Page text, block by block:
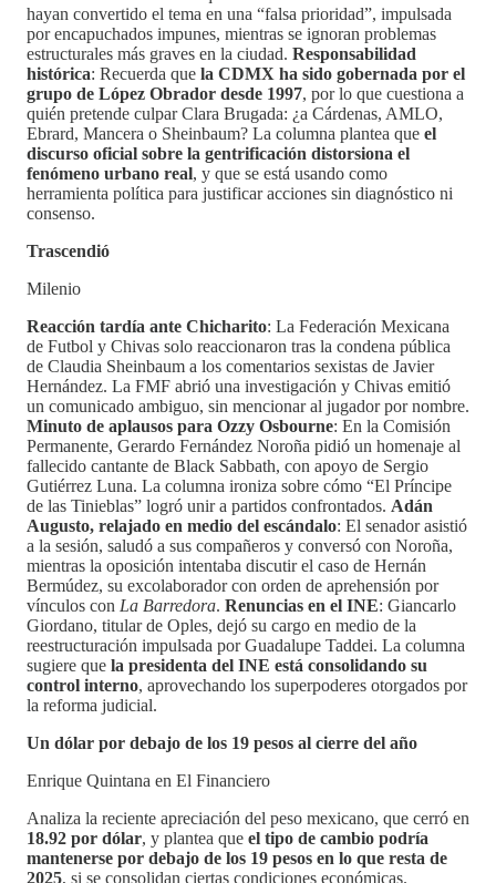
hayan convertido el tema en una “falsa prioridad”, impulsada
por encapuchados impunes, mientras se ignoran problemas
estructurales más graves en la ciudad. Responsabilidad
histórica: Recuerda que la CDMX ha sido gobernada por el
grupo de López Obrador desde 1997, por lo que cuestiona a
quién pretende culpar Clara Brugada: ¿a Cárdenas, AMLO,
Ebrard, Mancera o Sheinbaum? La columna plantea que el
discurso oficial sobre la gentrificación distorsiona el
fenómeno urbano real, y que se está usando como
herramienta política para justificar acciones sin diagnóstico ni
consenso.
Trascendió
Milenio
Reacción tardía ante Chicharito: La Federación Mexicana
de Futbol y Chivas solo reaccionaron tras la condena pública
de Claudia Sheinbaum a los comentarios sexistas de Javier
Hernández. La FMF abrió una investigación y Chivas emitió
un comunicado ambiguo, sin mencionar al jugador por nombre.
Minuto de aplausos para Ozzy Osbourne: En la Comisión
Permanente, Gerardo Fernández Noroña pidió un homenaje al
fallecido cantante de Black Sabbath, con apoyo de Sergio
Gutiérrez Luna. La columna ironiza sobre cómo “El Príncipe
de las Tinieblas” logró unir a partidos confrontados. Adán
Augusto, relajado en medio del escándalo: El senador asistió
a la sesión, saludó a sus compañeros y conversó con Noroña,
mientras la oposición intentaba discutir el caso de Hernán
Bermúdez, su excolaborador con orden de aprehensión por
vínculos con La Barredora. Renuncias en el INE: Giancarlo
Giordano, titular de Oples, dejó su cargo en medio de la
reestructuración impulsada por Guadalupe Taddei. La columna
sugiere que la presidenta del INE está consolidando su
control interno, aprovechando los superpoderes otorgados por
la reforma judicial.
Un dólar por debajo de los 19 pesos al cierre del año
Enrique Quintana en El Financiero
Analiza la reciente apreciación del peso mexicano, que cerró en
18.92 por dólar, y plantea que el tipo de cambio podría
mantenerse por debajo de los 19 pesos en lo que resta de
2025, si se consolidan ciertas condiciones económicas.